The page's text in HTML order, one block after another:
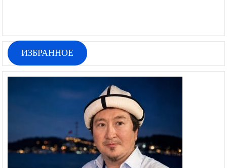
ИЗБРАННОЕ